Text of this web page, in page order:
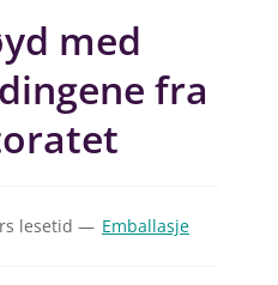
med
fra
lesetid — Emballasje